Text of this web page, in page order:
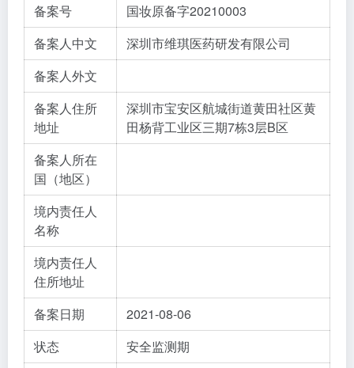
备案号
国妆原备字20210003
备案人中文
深圳市维琪医药研发有限公司
备案人外文
备案人住所
地址
深圳市宝安区航城街道黄田社区黄
田杨背工业区三期7栋3层B区
备案人所在
国（地区）
境内责任人
名称
境内责任人
住所地址
备案日期
2021-08-06
状态
安全监测期